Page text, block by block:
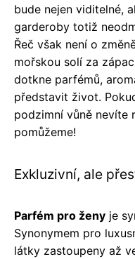
bude nejen viditelné,
garderoby totiž
Řeč však není o
mořskou solí za
dotkne parfémů,
představit život.
podzimní vůně nevíte
pomůžeme!
Exkluzivní, ale
Parfém pro ženy je
Synonymem pro
látky zastoupeny až